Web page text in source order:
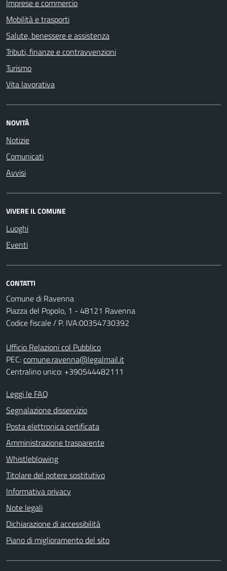
Imprese e commercio
Mobilità e trasporti
Salute, benessere e assistenza
Tributi, finanze e contravvenzioni
Turismo
Vita lavorativa
NOVITÀ
Notizie
Comunicati
Avvisi
VIVERE IL COMUNE
Luoghi
Eventi
CONTATTI
Comune di Ravenna
Piazza del Popolo, 1 - 48121 Ravenna
Codice fiscale / P. IVA:00354730392
Ufficio Relazioni col Pubblico
PEC:comune.ravenna@legalmail.it
Centralino unico: +390544482111
Leggi le FAQ
Segnalazione disservizio
Posta elettronica certificata
Amministrazione trasparente
Whistleblowing
Titolare del potere sostitutivo
Informativa privacy
Note legali
Dichiarazione di accessibilità
Piano di miglioramento del sito